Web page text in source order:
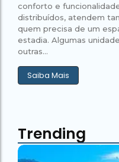
conforto e
distribuídos, atendem
quem precisa de um
estadia. Algumas
outras...
Saiba Mais
Trending